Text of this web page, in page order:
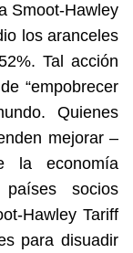
Smoot-Hawley
los aranceles
Tal acción
“empobrecer
Quienes
mejorar –
la economía
socios
Hawley Tariff
para disuadir